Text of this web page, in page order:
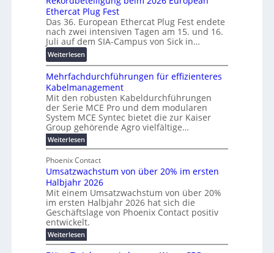
r
e
n
z
u
n
g
s
f
ö
r
d
e
r
u
n
g
b
r
a
u
c
h
t
m
e
2
7
w
i
r
d
z
u
m
E
n
e
r
g
u
b
ü
r
m
o
i
t
e
r
e
n
t
w
i
c
k
e
l
e
N
H
-
S
i
c
h
Ethercat Plug Fest
Das 36. European Ethercat Plug Fest endete
nach zwei intensiven Tagen am 15. und 16.
Juli auf dem SIA-Campus von Sick in…
Weiterlesen:
R
e
k
o
r
d
b
e
e
i
l
i
g
u
n
g
Mehrfachdurchführungen für effizienteres
Kabelmanagement
Mit den robusten Kabeldurchführungen
der Serie MCE Pro und dem modularen
System MCE Syntec bietet die zur Kaiser
Group gehörende Agro vielfältige…
Weiterlesen:
M
h
r
f
a
c
h
d
u
r
c
Phoenix Contact
Umsatzwachstum von über 20% im ersten
Halbjahr 2026
Mit einem Umsatzwachstum von über 20%
im ersten Halbjahr 2026 hat sich die
Geschäftslage von Phoenix Contact positiv
entwickelt.
Weiterlesen:
U
m